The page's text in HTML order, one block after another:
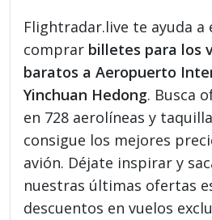
Flightradar.live te ayuda a
comprar billetes para los
baratos a Aeropuerto
Yinchuan Hedong. Busca
en 728 aerolíneas y
consigue los mejores
avión. Déjate inspirar y
nuestras últimas ofertas
descuentos en vuelos